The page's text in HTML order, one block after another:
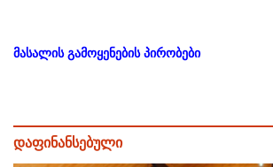
მასალის გამოყენების პირობები
დაფინანსებული